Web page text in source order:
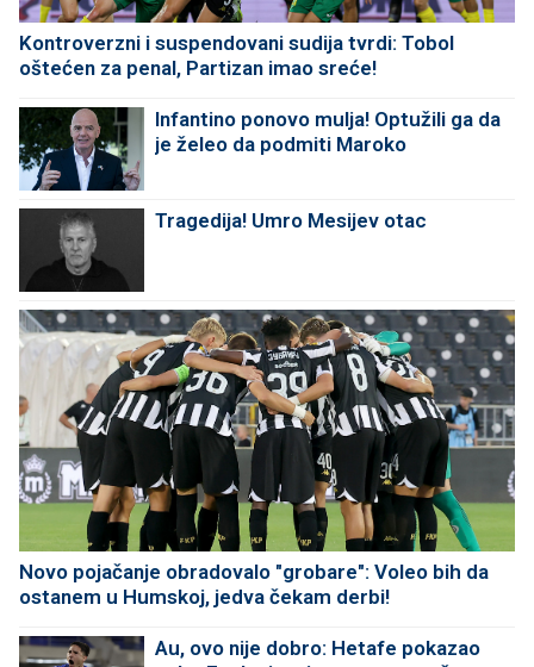
Kontroverzni i suspendovani sudija tvrdi: Tobol
oštećen za penal, Partizan imao sreće!
Infantino ponovo mulja! Optužili ga da
je želeo da podmiti Maroko
Tragedija! Umro Mesijev otac
Novo pojačanje obradovalo "grobare": Voleo bih da
ostanem u Humskoj, jedva čekam derbi!
Au, ovo nije dobro: Hetafe pokazao